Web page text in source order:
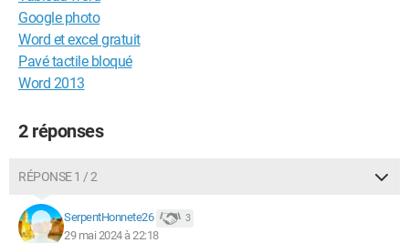
Google photo
Word et excel gratuit
Pavé tactile bloqué
Word 2013
2 réponses
RÉPONSE 1 / 2
SerpentHonnete26 3
29 mai 2024 à 22:18